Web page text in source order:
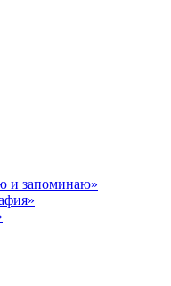
и запоминаю»